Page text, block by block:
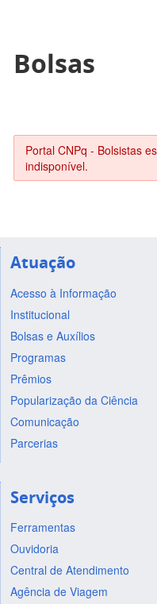
Bolsas
Portal CNPq - Bolsistas
indisponível.
Atuação
Acesso à Informação
Institucional
Bolsas e Auxílios
Programas
Prêmios
Popularização da Ciência
Comunicação
Parcerias
Serviços
Ferramentas
Ouvidoria
Central de Atendimento
Agência de Viagem